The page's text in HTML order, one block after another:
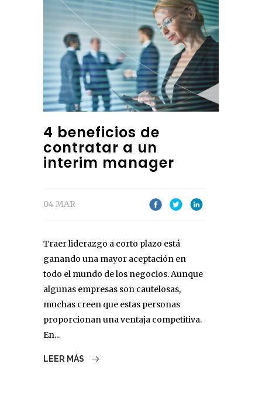
4 beneficios de
contratar a un
interim manager
04 MAR
Traer liderazgo a corto plazo está
ganando una mayor aceptación en
todo el mundo de los negocios. Aunque
algunas empresas son cautelosas,
muchas creen que estas personas
proporcionan una ventaja competitiva.
En...
LEER MÁS